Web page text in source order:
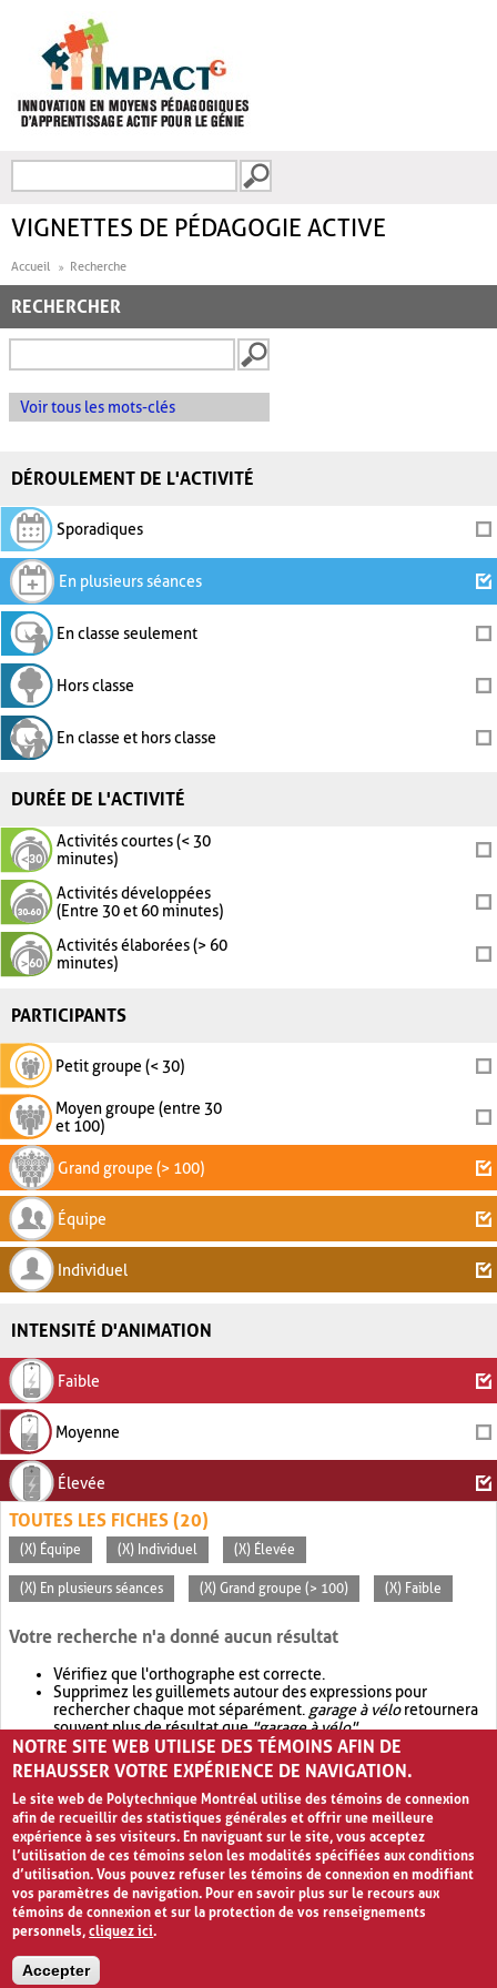
FORMULAIRE DE
VIGNETTES DE PÉDAGOGIE ACTIVE
Accueil Recherche
RECHERCHER
Voir tous les mots-clés
DÉROULEMENT DE L'ACTIVITÉ
Sporadiques
En plusieurs séances
En classe seulement
Hors classe
En classe et hors classe
DURÉE DE L'ACTIVITÉ
Activités courtes (< 30
minutes)
Activités développées
(Entre 30 et 60 minutes)
Activités élaborées (> 60
minutes)
PARTICIPANTS
Petit groupe (< 30)
Moyen groupe (entre 30
et 100)
Grand groupe (> 100)
Équipe
Individuel
INTENSITÉ D'ANIMATION
Faible
Moyenne
Élevée
TOUTES LES FICHES (20)
(X) Équipe (X) Individuel (X) Élevée
(X) En plusieurs séances (X) Grand groupe (> 100) (X) Faible
Votre recherche n'a donné aucun résultat
Vérifiez que l'orthographe est correcte.
Supprimez les guillemets autour des expressions pour
rechercher chaque mot séparément. garage à véloretournera
souvent plus de résultat que"garage à vélo".
Envisagez d'élargir votre recherche avec OR.garage OR vélo
retournera souvent plus de résultat quegarage à vélo
NOTRE SITE WEB UTILISE DES TÉMOINS AFIN DE
REHAUSSER VOTRE EXPÉRIENCE DE NAVIGATION.
Le site web de Polytechnique Montréal utilise des témoins de connexion
afin de recueillir des statistiques générales et offrir une meilleure
expérience à ses visiteurs. En naviguant sur le site, vous acceptez
l’utilisation de ces témoins selon les modalités spécifiées aux conditions
d’utilisation. Vous pouvez refuser les témoins de connexion en modifiant
vos paramètres de navigation. Pour en savoir plus sur le recours aux
témoins de connexion et sur la protection de vos renseignements
personnels,cliquez ici.
Accepter